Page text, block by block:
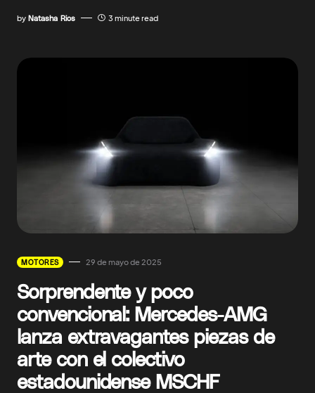
by Natasha Rios 3 minute read
MOTORES 29 de mayo de 2025
Sorprendente y poco
convencional: Mercedes-AMG
lanza extravagantes piezas de
arte con el colectivo
estadounidense MSCHF